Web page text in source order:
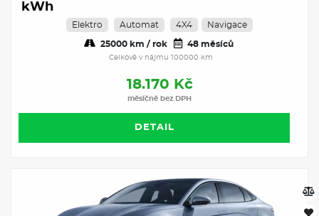
kWh
Elektro Automat 4X4 Navigace
25000 km / rok 48 měsíců
Celkově v nájmu 100000 km
18.170 Kč
měsíčně bez DPH
DETAIL